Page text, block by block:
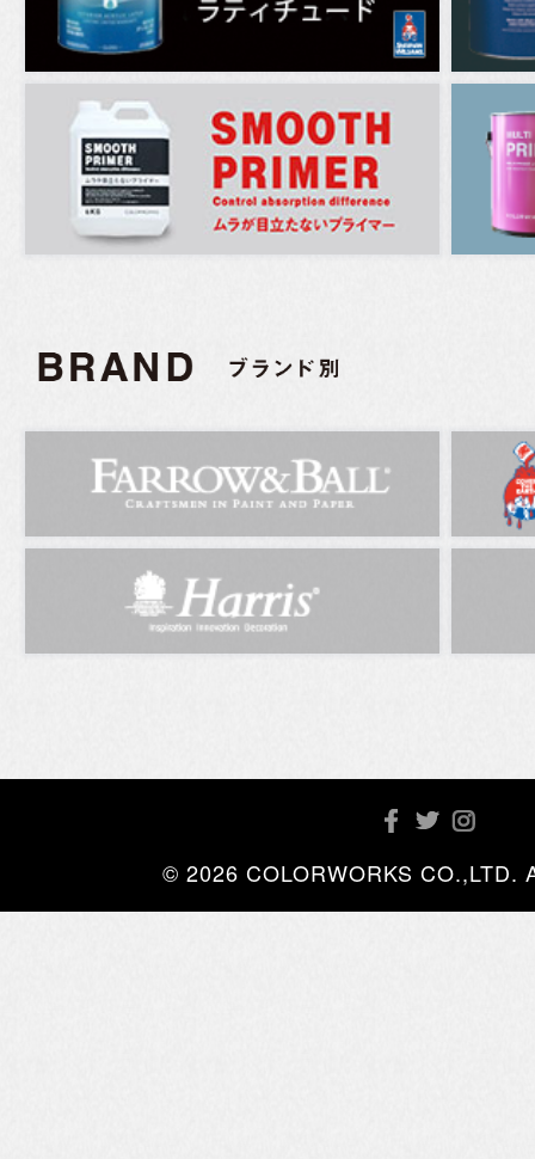
© 2026 COLORWORKS CO.,LTD.